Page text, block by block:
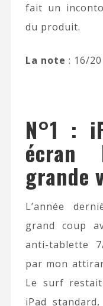
fait un
du produit.
La note : 16/20
N°1 :
grande
L’année
grand coup
anti-tablette
par mon
Le surf
iPad